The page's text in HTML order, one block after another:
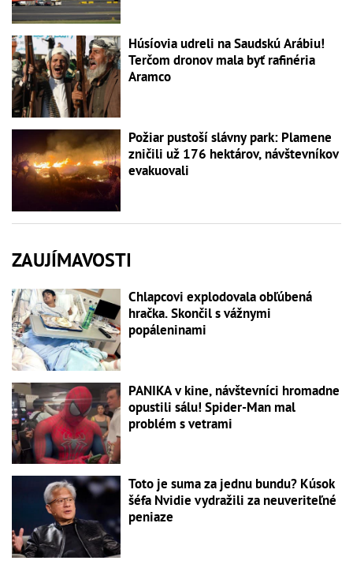
Húsíovia udreli na Saudskú Arábiu!
Terčom dronov mala byť rafinéria
Aramco
Požiar pustoší slávny park: Plamene
zničili už 176 hektárov, návštevníkov
evakuovali
ZAUJÍMAVOSTI
Chlapcovi explodovala obľúbená
hračka. Skončil s vážnymi
popáleninami
PANIKA v kine, návštevníci hromadne
opustili sálu! Spider-Man mal
problém s vetrami
Toto je suma za jednu bundu? Kúsok
šéfa Nvidie vydražili za neuveriteľné
peniaze